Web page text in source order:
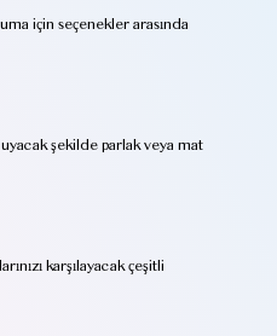
için seçenekler arasında
uyacak şekilde parlak veya mat
karşılayacak çeşitli